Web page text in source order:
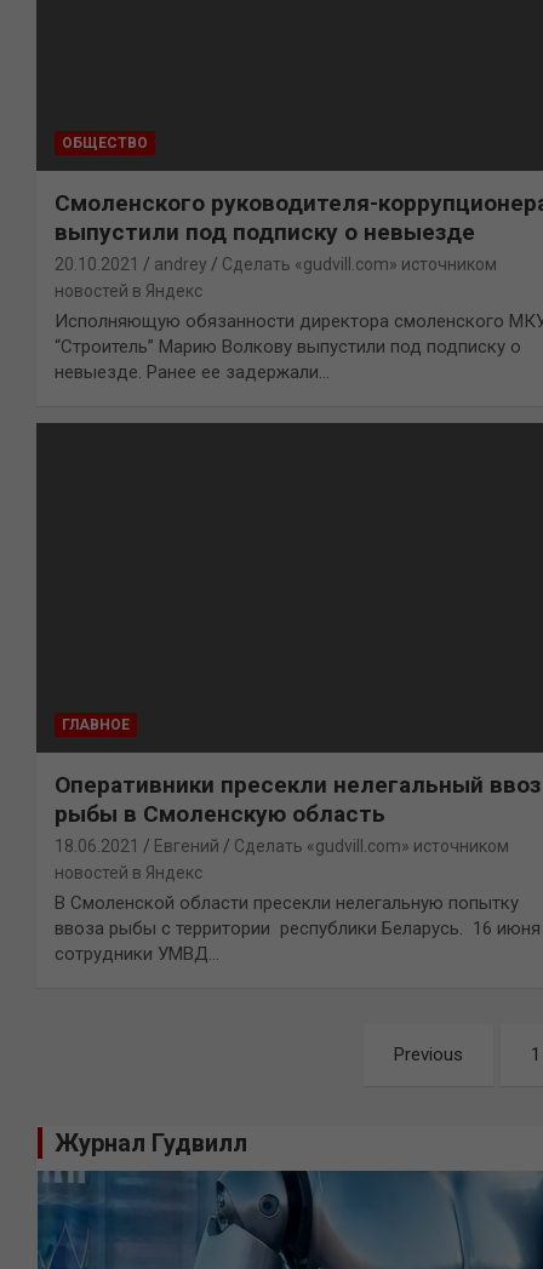
ОБЩЕСТВО
Смоленского руководителя-
выпустили под подписку о невыезде
20.10.2021 andrey
Сделать «gudvill.com» источником
новостей в Яндекс
Исполняющую обязанности директора смоленского
“Строитель” Марию Волкову выпустили под подписку о
невыезде. Ранее ее задержали…
ГЛАВНОЕ
Оперативники пресекли нелегальный ввоз
рыбы в Смоленскую область
18.06.2021 Евгений
Сделать «gudvill.com» источником
новостей в Яндекс
В Смоленской области пресекли нелегальную попытку
ввоза рыбы с территории республики Беларусь. 16 июня
сотрудники УМВД…
записям
Previous 1
Журнал Гудвилл